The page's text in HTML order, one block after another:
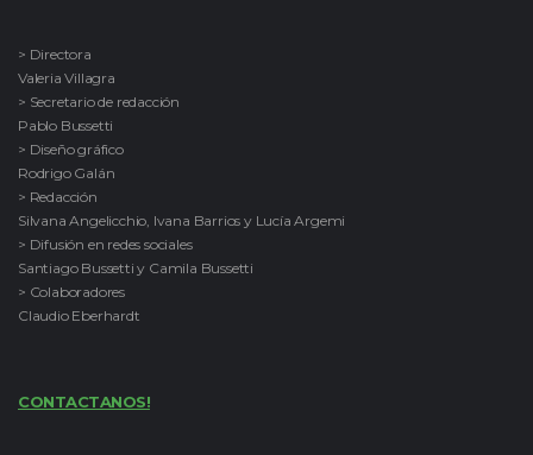
> Directora
Valeria Villagra
> Secretario de redacción
Pablo Bussetti
> Diseño gráfico
Rodrigo Galán
> Redacción
Silvana Angelicchio, Ivana Barrios y Lucía Argemi
> Difusión en redes sociales
Santiago Bussetti y Camila Bussetti
> Colaboradores
Claudio Eberhardt
CONTACTANOS!